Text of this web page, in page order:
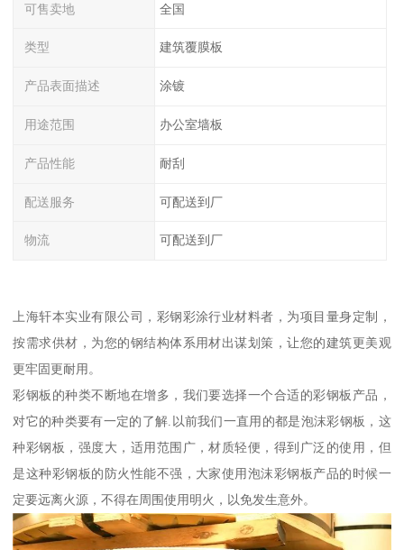
可售卖地 全国
类型 建筑覆膜板
产品表面描述 涂镀
用途范围 办公室墙板
产品性能 耐刮
配送服务 可配送到厂
物流 可配送到厂
上海轩本实业有限公司，彩钢彩涂行业材料者，为项目量身定制，
按需求供材，为您的钢结构体系用材出谋划策，让您的建筑更美观
更牢固更耐用。
彩钢板的种类不断地在增多，我们要选择一个合适的彩钢板产品，
对它的种类要有一定的了解.以前我们一直用的都是泡沫彩钢板，这
种彩钢板，强度大，适用范围广，材质轻便，得到广泛的使用，但
是这种彩钢板的防火性能不强，大家使用泡沫彩钢板产品的时候一
定要远离火源，不得在周围使用明火，以免发生意外。